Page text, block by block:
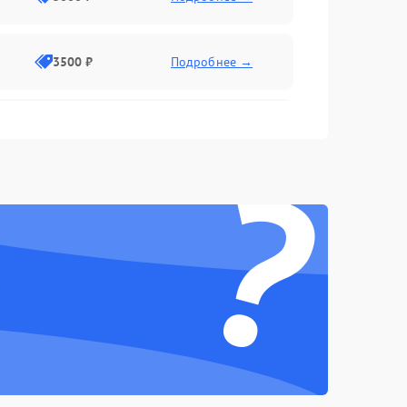
3500 ₽ Подробнее →
2000 ₽ Подробнее →
Подробнее →
Подробнее →
?